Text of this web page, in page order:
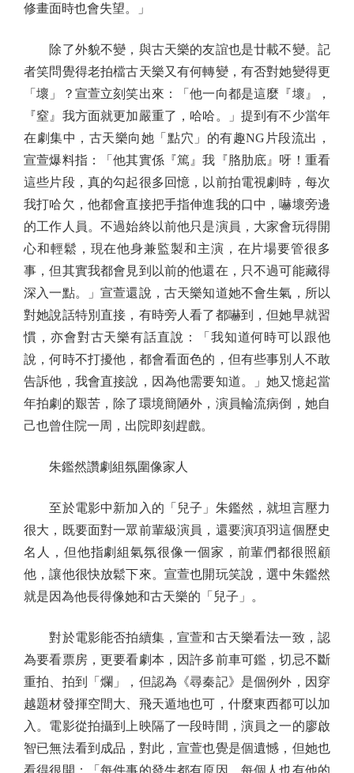
修畫面時也會失望。」
除了外貌不變，與古天樂的友誼也是廿載不變。記
者笑問覺得老拍檔古天樂又有何轉變，有否對她變得更
「壞」？宣萱立刻笑出來：「他一向都是這麼『壞』，
『窒』我方面就更加嚴重了，哈哈。」提到有不少當年
在劇集中，古天樂向她「點穴」的有趣NG片段流出，
宣萱爆料指：「他其實係『篤』我『胳肋底』呀！重看
這些片段，真的勾起很多回憶，以前拍電視劇時，每次
我打哈欠，他都會直接把手指伸進我的口中，嚇壞旁邊
的工作人員。不過始終以前他只是演員，大家會玩得開
心和輕鬆，現在他身兼監製和主演，在片場要管很多
事，但其實我都會見到以前的他還在，只不過可能藏得
深入一點。」宣萱還說，古天樂知道她不會生氣，所以
對她說話特別直接，有時旁人看了都嚇到，但她早就習
慣，亦會對古天樂有話直說：「我知道何時可以跟他
說，何時不打擾他，都會看面色的，但有些事別人不敢
告訴他，我會直接說，因為他需要知道。」她又憶起當
年拍劇的艱苦，除了環境簡陋外，演員輪流病倒，她自
己也曾住院一周，出院即刻趕戲。
朱鑑然讚劇組氛圍像家人
至於電影中新加入的「兒子」朱鑑然，就坦言壓力
很大，既要面對一眾前輩級演員，還要演項羽這個歷史
名人，但他指劇組氣氛很像一個家，前輩們都很照顧
他，讓他很快放鬆下來。宣萱也開玩笑說，選中朱鑑然
就是因為他長得像她和古天樂的「兒子」。
對於電影能否拍續集，宣萱和古天樂看法一致，認
為要看票房，更要看劇本，因許多前車可鑑，切忌不斷
重拍、拍到「爛」，但認為《尋秦記》是個例外，因穿
越題材發揮空間大、飛天遁地也可，什麼東西都可以加
入。電影從拍攝到上映隔了一段時間，演員之一的廖啟
智已無法看到成品，對此，宣萱也覺是個遺憾，但她也
看得很開：「每件事的發生都有原因，每個人也有他的